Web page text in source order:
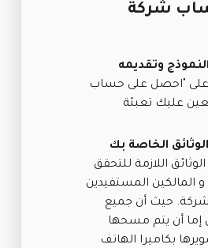
شركة
وتقديمه
على "احصل على حساب
عليك تعبئة
الخاصة بك
اللازمة للتحقق
و المالكين المستفيدين
حيث أن جميع
إما أن يتم مسحها
بكاميرا الهاتف